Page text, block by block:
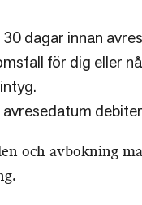
dagar innan
för dig eller
och avbokning